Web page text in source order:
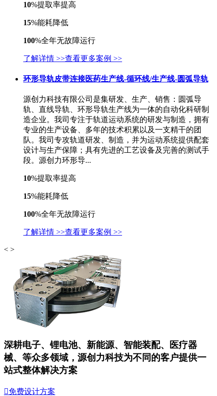
10%提取率提高
15%能耗降低
100%全年无故障运行
了解详情 >>查看更多案例 >>
环形导轨皮带连接医药生产线-循环线/生产线-圆弧导轨
源创力科技有限公司是集研发、生产、销售：圆弧导
轨、直线导轨、环形导轨生产线为一体的自动化科研制
造企业。我司专注于轨道运动系统的研发与制造，拥有
专业的生产设备、多年的技术积累以及一支精干的团
队。我司专攻轨道研发、制造，并为运动系统提供配套
设计与生产保障；具有先进的工艺设备及完善的测试手
段。源创力环形导...
10%提取率提高
15%能耗降低
100%全年无故障运行
了解详情 >>查看更多案例 >>
< >
深耕电子、锂电池、新能源、智能装配、医疗器
械、等众多领域， 源创力科技为不同的客户提供一
站式整体解决方案
免费设计方案